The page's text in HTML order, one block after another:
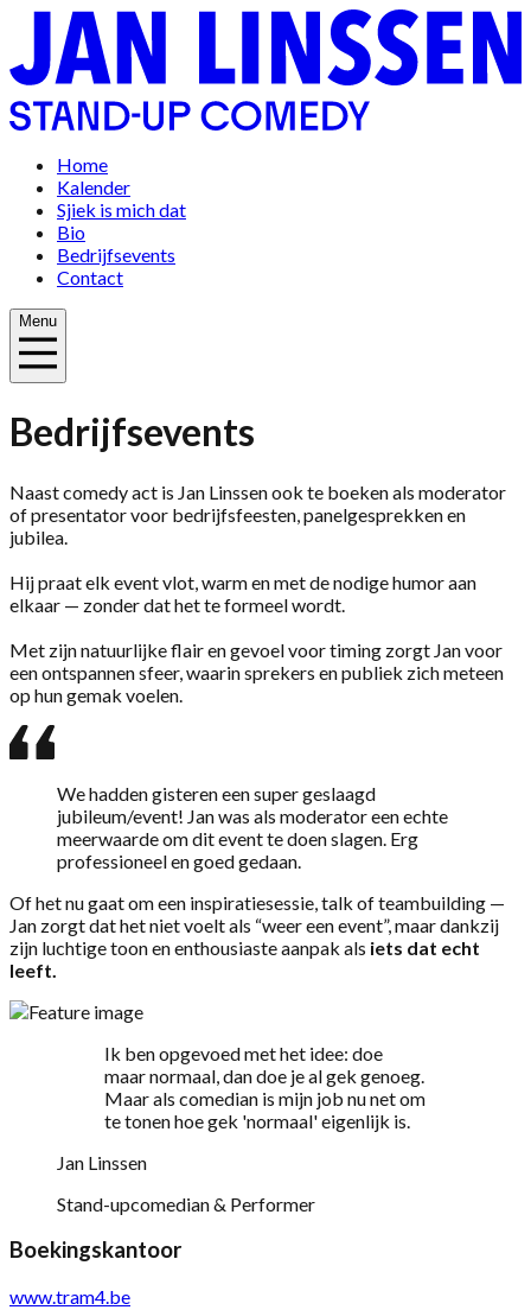
Home
Kalender
Sjiek is mich dat
Bio
Bedrijfsevents
Contact
Menu
Bedrijfsevents
Naast comedy act is Jan Linssen ook te boeken als moderator
of presentator voor bedrijfsfeesten, panelgesprekken en
jubilea.
Hij praat elk event vlot, warm en met de nodige humor aan
elkaar — zonder dat het te formeel wordt.
Met zijn natuurlijke flair en gevoel voor timing zorgt Jan voor
een ontspannen sfeer, waarin sprekers en publiek zich meteen
op hun gemak voelen.
We hadden gisteren een super geslaagd
jubileum/event! Jan was als moderator een echte
meerwaarde om dit event te doen slagen. Erg
professioneel en goed gedaan.
Of het nu gaat om een inspiratiesessie, talk of teambuilding —
Jan zorgt dat het niet voelt als “weer een event”, maar dankzij
zijn luchtige toon en enthousiaste aanpak als iets dat echt
leeft.
Ik ben opgevoed met het idee: doe
maar normaal, dan doe je al gek genoeg.
Maar als comedian is mijn job nu net om
te tonen hoe gek 'normaal' eigenlijk is.
Jan Linssen
Stand-upcomedian & Performer
Boekingskantoor
www.tram4.be